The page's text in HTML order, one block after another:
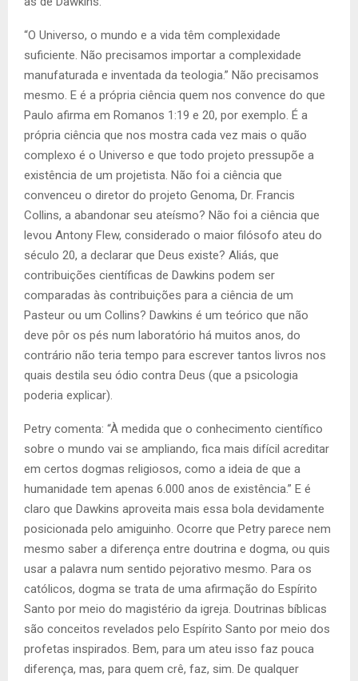
“O Universo, o mundo e a vida têm complexidade
suficiente. Não precisamos importar a complexidade
manufaturada e inventada da teologia.” Não precisamos
mesmo. E é a própria ciência quem nos convence do que
Paulo afirma em Romanos 1:19 e 20, por exemplo. É a
própria ciência que nos mostra cada vez mais o quão
complexo é o Universo e que todo projeto pressupõe a
existência de um projetista. Não foi a ciência que
convenceu o diretor do projeto Genoma, Dr. Francis
Collins, a abandonar seu ateísmo? Não foi a ciência que
levou Antony Flew, considerado o maior filósofo ateu do
século 20, a declarar que Deus existe? Aliás, que
contribuições científicas de Dawkins podem ser
comparadas às contribuições para a ciência de um
Pasteur ou um Collins? Dawkins é um teórico que não
deve pôr os pés num laboratório há muitos anos, do
contrário não teria tempo para escrever tantos livros nos
quais destila seu ódio contra Deus (que a psicologia
poderia explicar).
Petry comenta: “À medida que o conhecimento científico
sobre o mundo vai se ampliando, fica mais difícil acreditar
em certos dogmas religiosos, como a ideia de que a
humanidade tem apenas 6.000 anos de existência.” E é
claro que Dawkins aproveita mais essa bola devidamente
posicionada pelo amiguinho. Ocorre que Petry parece nem
mesmo saber a diferença entre doutrina e dogma, ou quis
usar a palavra num sentido pejorativo mesmo. Para os
católicos, dogma se trata de uma afirmação do Espírito
Santo por meio do magistério da igreja. Doutrinas bíblicas
são conceitos revelados pelo Espírito Santo por meio dos
profetas inspirados. Bem, para um ateu isso faz pouca
diferença, mas, para quem crê, faz, sim. De qualquer